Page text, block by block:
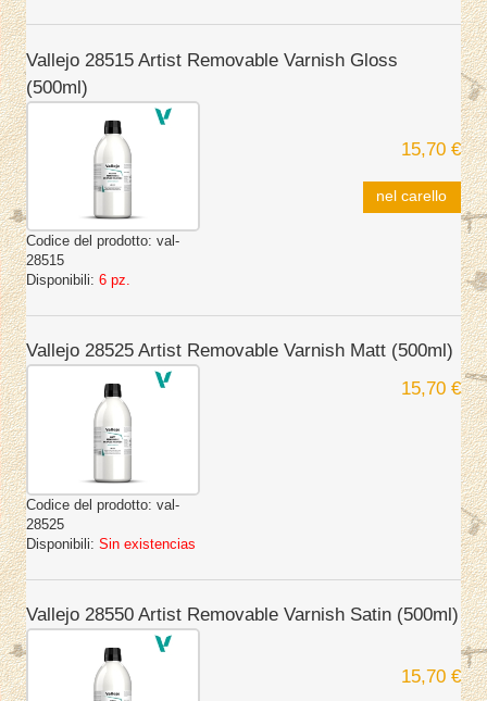
Vallejo 28515 Artist Removable Varnish Gloss
(500ml)
Codice del prodotto: val-
28515
Disponibili: 6 pz.
15,70 €
nel carello
Vallejo 28525 Artist Removable Varnish Matt (500ml)
Codice del prodotto: val-
28525
Disponibili: Sin existencias
15,70 €
Vallejo 28550 Artist Removable Varnish Satin (500ml)
15,70 €